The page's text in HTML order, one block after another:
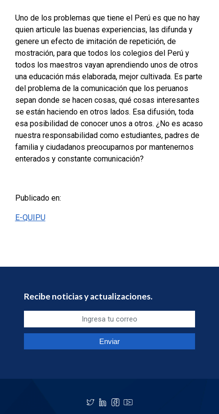
Uno de los problemas que tiene el Perú es que no hay
quien articule las buenas experiencias, las difunda y
genere un efecto de imitación de repetición, de
mostración, para que todos los colegios del Perú y
todos los maestros vayan aprendiendo unos de otros
una educación más elaborada, mejor cultivada. Es parte
del problema de la comunicación que los peruanos
sepan donde se hacen cosas, qué cosas interesantes
se están haciendo en otros lados. Esa difusión, toda
esa posibilidad de conocer unos a otros. ¿No es acaso
nuestra responsabilidad como estudiantes, padres de
familia y ciudadanos preocuparnos por mantenernos
enterados y constante comunicación?
Publicado en:
E-QUIPU
Recibe noticias y actualizaciones.